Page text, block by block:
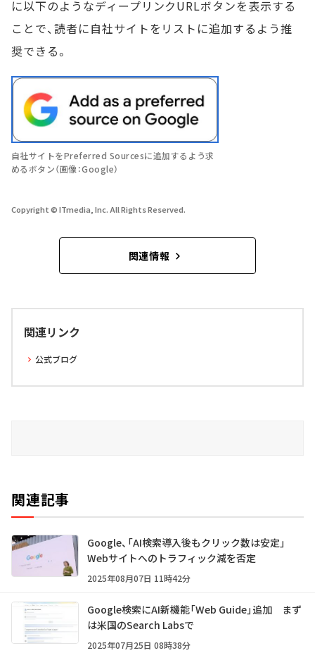
に以下のようなディープリンクURLボタンを表示する
ことで、読者に自社サイトをリストに追加するよう推
奨できる。
自社サイトをPreferred Sourcesに追加するよう求
めるボタン（画像：Google）
Copyright © ITmedia, Inc. All Rights Reserved.
関連情報
関連リンク
公式ブログ
関連記事
Google、「AI検索導入後もクリック数は安定」
Webサイトへのトラフィック減を否定
2025年08月07日 11時42分
Google検索にAI新機能「Web Guide」追加 まず
は米国のSearch Labsで
2025年07月25日 08時38分